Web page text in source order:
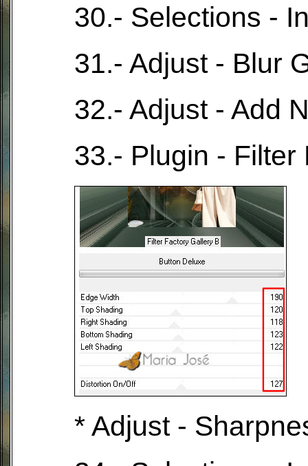
30.- Selections -
31.- Adjust - Blur
32.- Adjust - Add
33.- Plugin -
* Adjust -